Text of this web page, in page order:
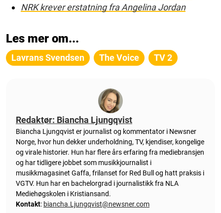
NRK krever erstatning fra Angelina Jordan
Les mer om...
Lavrans Svendsen The Voice TV 2
Redaktør: Biancha Ljungqvist
Biancha Ljungqvist er journalist og kommentator i Newsner
Norge, hvor hun dekker underholdning, TV, kjendiser, kongelige
og virale historier. Hun har flere års erfaring fra mediebransjen
og har tidligere jobbet som musikkjournalist i
musikkmagasinet Gaffa, frilanset for Red Bull og hatt praksis i
VGTV. Hun har en bachelorgrad i journalistikk fra NLA
Mediehøgskolen i Kristiansand.
Kontakt: biancha.Ljungqvist@newsner.com